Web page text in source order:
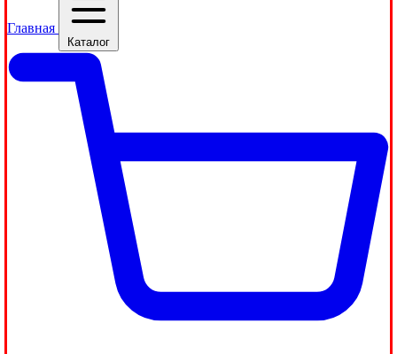
Главная
Каталог